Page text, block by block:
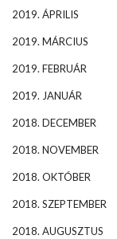
2019. ÁPRILIS
2019. MÁRCIUS
2019. FEBRUÁR
2019. JANUÁR
2018. DECEMBER
2018. NOVEMBER
2018. OKTÓBER
2018. SZEPTEMBER
2018. AUGUSZTUS